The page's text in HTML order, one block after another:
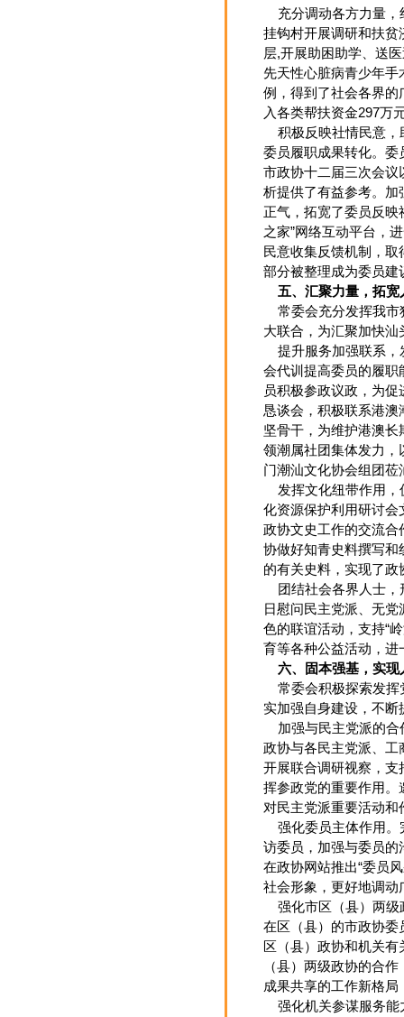
充分调动各方力量，
挂钩村开展调研和扶
层,开展助困助学、送
先天性心脏病青少年
例，得到了社会各界的
入各类帮扶资金297万
积极反映社情民意，
委员履职成果转化。
市政协十二届三次会议
析提供了有益参考。
正气，拓宽了委员反映
之家”网络互动平台，
民意收集反馈机制，取
部分被整理成为委员
五、汇聚力量，拓
常委会充分发挥我市
大联合，为汇聚加快
提升服务加强联系，
会代训提高委员的履
员积极参政议政，为
恳谈会，积极联系港澳
坚骨干，为维护港澳长
领潮属社团集体发力
门潮汕文化协会组团
发挥文化纽带作用，
化资源保护利用研讨
政协文史工作的交流
协做好知青史料撰写
的有关史料，实现了
团结社会各界人士，
日慰问民主党派、无
色的联谊活动，支持“
育等各种公益活动，
六、固本强基，实
常委会积极探索发挥
实加强自身建设，不
加强与民主党派的合
政协与各民主党派、
开展联合调研视察，
挥参政党的重要作用
对民主党派重要活动
强化委员主体作用。
访委员，加强与委员的
在政协网站推出“委员
社会形象，更好地调
强化市区（县）两级
在区（县）的市政协
区（县）政协和机关有
（县）两级政协的合
成果共享的工作新格
强化机关参谋服务能